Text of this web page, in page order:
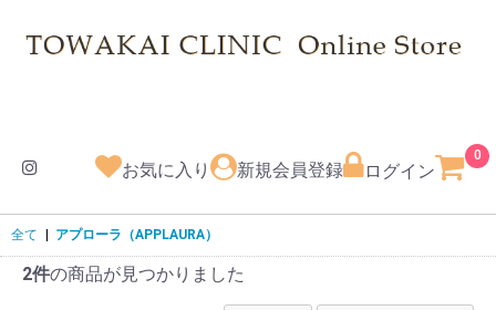
お気に入り 新規会員登録 ログイン
0
全て アプローラ（APPLAURA）
2件の商品が見つかりました